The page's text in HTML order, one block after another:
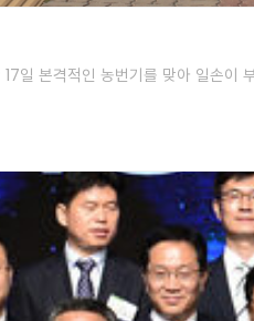
일 본격적인 농번기를 맞아 일손이